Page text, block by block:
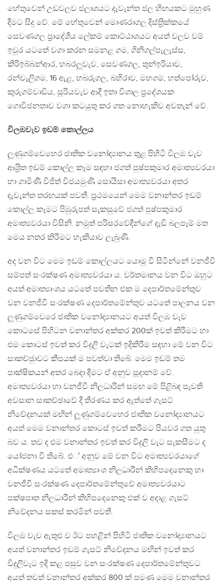
හේතුවෙන් උඩවලව ජලාශයට දැවැන්ත ජල හිඟයකට මුහුණ
දීමට සිදු වේ. මේ හේතුවෙන් මොණරාගල දිස්ත‍්‍රික්කයේ
සෙවණගල ප‍්‍රාදේශීය ලේකම් කොට්ඨාශයට අයත් වලව වම්
ඉවුර යටතේ වගා කරන සමනළ ගම, ගිනිගල්පැලැස්ස,
කිරිඉබ්බන්ආර, හබරලූවැව, සෙවණගල, තුන්ඉරියාව,
රන්වැලිගම, 16 ඇළ, හබරුගල, බහිරාව, මහගම, හත්පෝරුව,
කුරුගම්වාඩිය, සූරියවැව ආදී ඉතා විශාල ප‍්‍රදේශයක
ගොවිජනතාව වගා කටයුතු කර ගත නොහැකිව අවතැන් වේ.
විලඹවැව ඉඩම් කොල්ලය
ලූණුගම්වෙහෙර ජාතික වනෝද්‍යානය තුළ පිහිටි විලඹ වැව
ආශ‍්‍රිත ඉඩම් කොල්ල කෑම සඳහා ජගත් පුෂ්පකුමාර අමාත්‍යවරයා
හා ගාමිණී විජිත් විජයමුණි සොයිසා අමාත්‍යවරයා අතර
දැවැන්ත තරඟයක් පවතී. ප‍්‍රථමයෙන් මෙම වනාන්තර ඉඩම්
කොල්ල කෑමට පිඹුරුපත් සැකසුවේ ජගත් පුෂ්පකුමාර
අමාත්‍යවරයා විසිනි. නමුත් පරිසරවේදීන්ගේ දැඩි බලපෑම් මත
මෙය නතර කිරීමට හැකියාව ලැබුණි.
අද වන විට මෙම ඉඩම් කොල්ලයට යොමු වී සිටින්නේ වනජීවී
සම්පත් සංරක්ෂණ අමාත්‍යවරයා ය. වර්තමානය වන විට ඔහුට
අයත් අමාත්‍යාංශය යටතේ පවතින එක ම දෙපාර්තමේන්තුව
වන වනජීවී සංරක්ෂණ දෙපාර්තමේන්තුව යටතේ පාලනය වන
ලූණුගම්වෙරෙ ජාතික වනෝද්‍යානයට අයත් විලඹ වැව
කොටසේ පිහිටන වනාන්තර අක්කර 200ක් ඉවත් කිරීමට හා
එම කොටස් ඉවත් කර විදුලි වැටක් ඉදිකිරීම සඳහා මේ වන විට
සාකච්ඡුාවට කීපයක් ම පවත්වා තිබේ. මෙම ඉඩම් තම
පාක්ෂිකයන් අතර බෙදා දීමට ඒ අනුව සූදානම් වේ.
අමාත්‍යවරයා හා වනජීවී නිලධාරීන් සමඟ මේ පිළිබඳ පැවති
අවසාන සාකච්ඡාවේ දී තීරණය කර ඇත්තේ ගැසට්
නිවේදනයක් මඟින් ලූණුගම්වෙහෙර ජාතික වනෝද්‍යානයට
අයත් මෙම වනාන්තර කොටස් ඉවත් කරීමට පියවර ගත යුතු
බව ය. තව ද එම වනාන්තර ඉවත් කර විදුලි වැට සැකසීමට ද
යෝජනා වී තිබේ. එ් අනුව මේ වන විට අමාත්‍යවරයාගේ
අධීක්ෂණය යටතේ අමාත්‍යාංශ නිලධාරීන් කිහිපදෙනෙකු හා
වනජීවී සංරක්ෂණ දෙපාර්තමේන්තුවේ අමාත්‍යවරයාට
පක්ෂපාත නිලධාරීන් කිහිපදෙනෙකු එක් ව අදාළ ගැසට්
නිවේදනය සකස් කරමින් පවතී.
විලඹ වැව ඇතුළු ව ඊට පහළින් පිහිටි ජාතික වනෝද්‍යානයට
අයත් වනාන්තර ඉඩම් ගැසට් නිවේදනය මඟින් ඉවත් කර
විදුලිවැට ඉදි කළ පසුව වන සංරක්ෂණ දෙපාර්තමේන්තුවට
අයත් තවත් වනාන්තර අක්කර 800 ක් පමණ මෙම වනාන්තර